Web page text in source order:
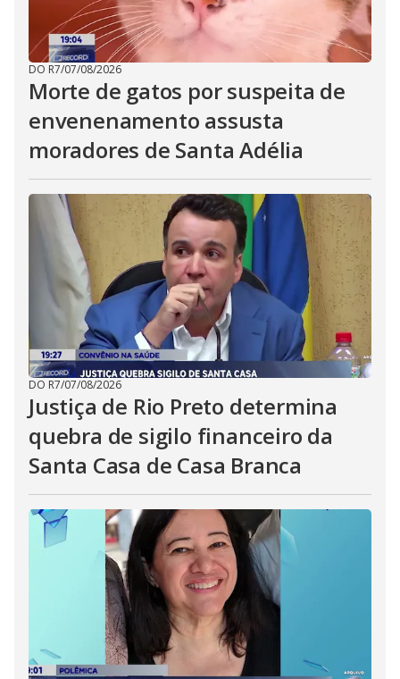
DO R7/07/08/2026
Morte de gatos por suspeita de
envenenamento assusta
moradores de Santa Adélia
DO R7/07/08/2026
Justiça de Rio Preto determina
quebra de sigilo financeiro da
Santa Casa de Casa Branca